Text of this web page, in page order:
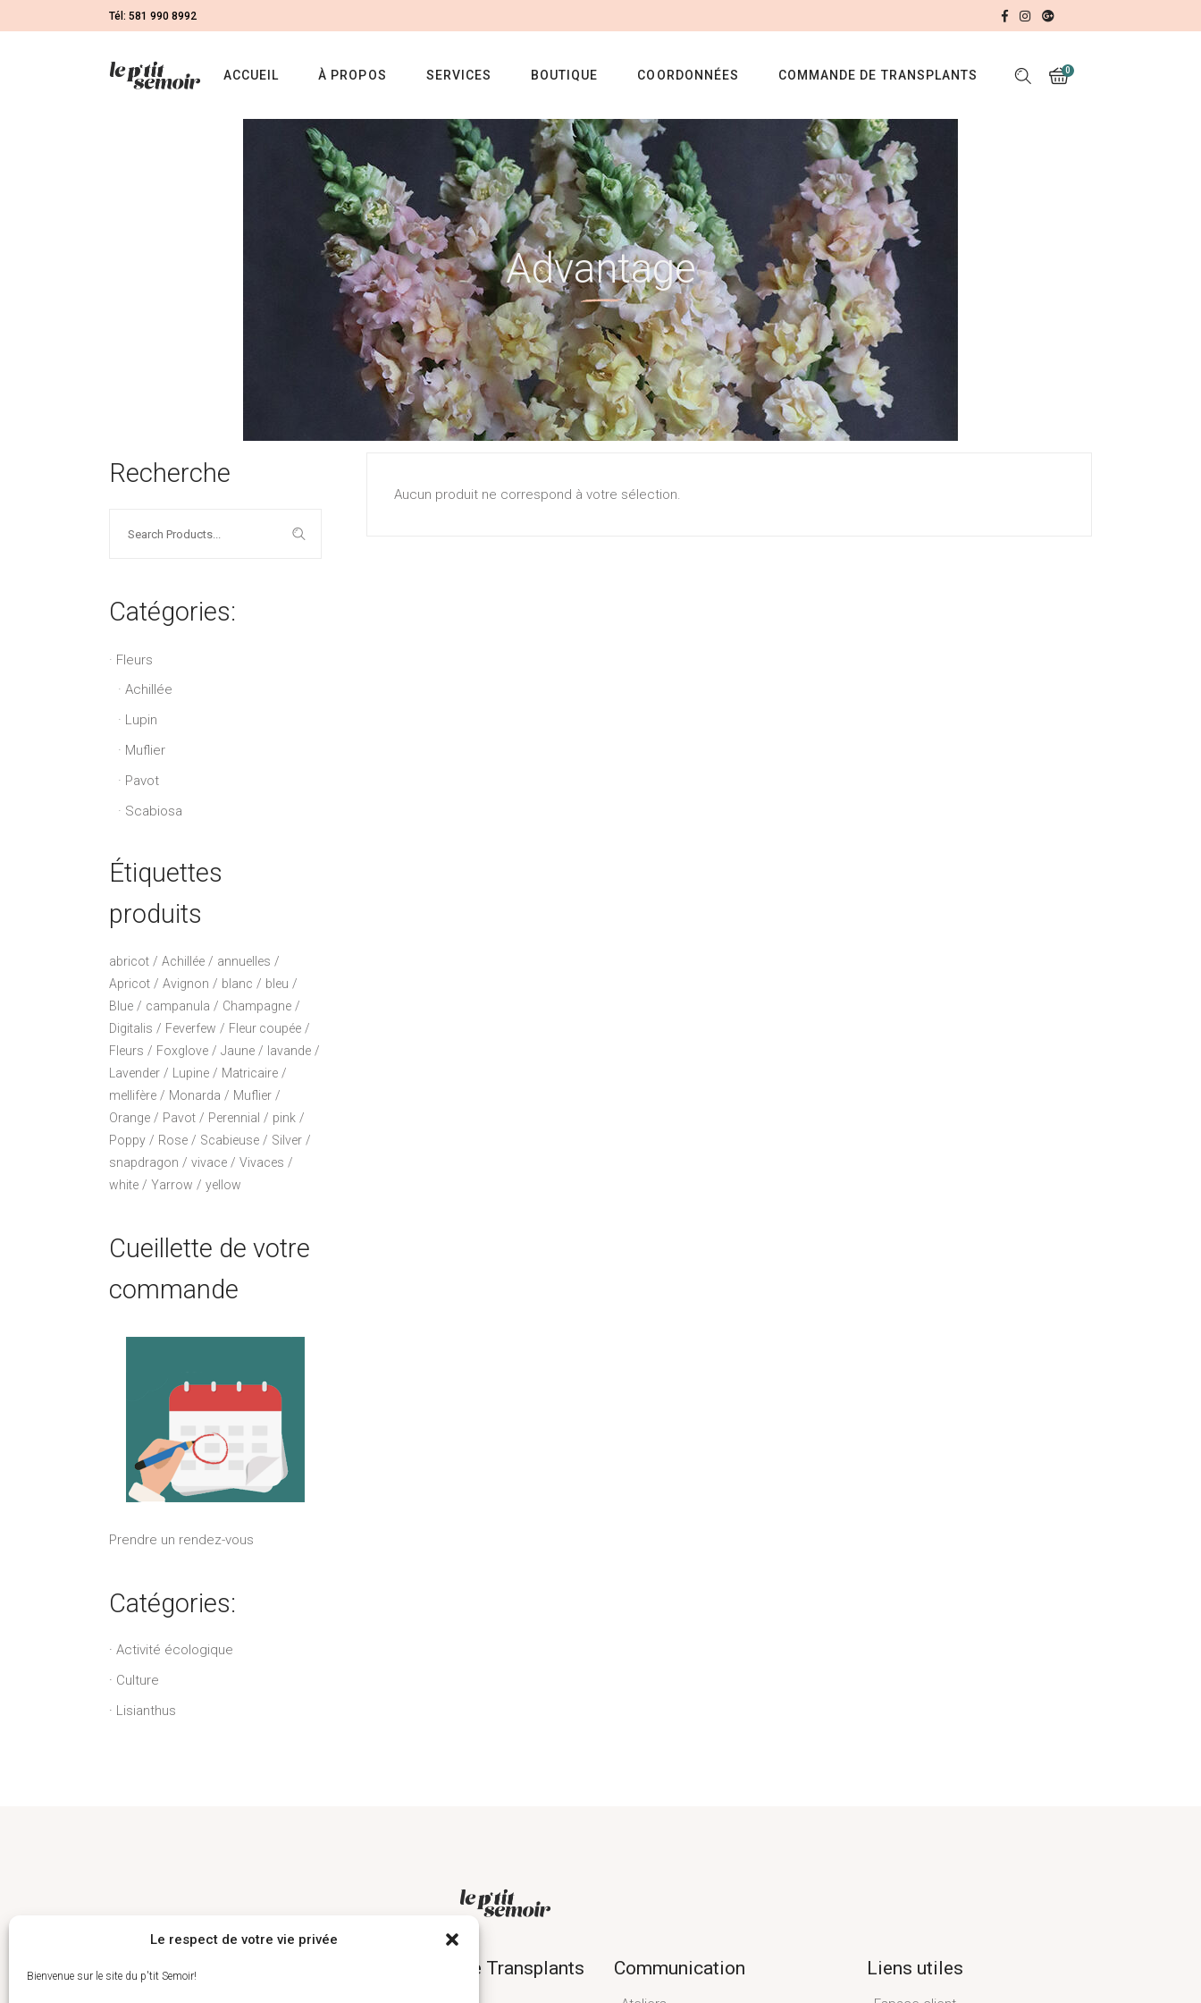
Le respect de votre vie privée
Bienvenue sur le site du p'tit Semoir!
Tél: 581 990 8992
ACCUEIL À PROPOS SERVICES BOUTIQUE COORDONNÉES COMMANDE DE TRANSPLANTS 0
No products in the cart.
Advantage
Aucun produit ne correspond à votre sélection.
Recherche
Catégories:
Fleurs
Achillée
Lupin
Muflier
Pavot
Scabiosa
Étiquettes
produits
abricot Achillée
annuelles
Apricot
Avignon blanc
bleu
Blue
campanula
Champagne
Digitalis
Feverfew
Fleur coupée
Fleurs
Foxglove Jaune
lavande
Lavender
Lupine
Matricaire
mellifère
Monarda
Muflier
Orange
Pavot Perennial
pink
Poppy
Rose Scabieuse
Silver
snapdragon
vivace
Vivaces
white
Yarrow yellow
Cueillette de votre
commande
Prendre un rendez-vous
Catégories:
Activité écologique
Culture
Lisianthus
Suivez nous Commande de Transplants Communication Liens utiles